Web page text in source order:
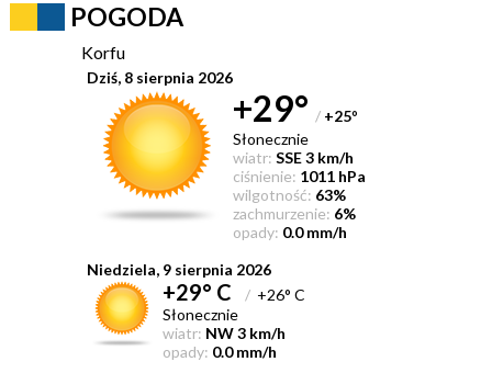
POGODA
Korfu
Dziś, 8 sierpnia 2026
+29° / +25°
Słonecznie
wiatr: SSE 3 km/h
ciśnienie: 1011 hPa
wilgotność: 63%
zachmurzenie: 6%
opady: 0.0 mm/h
Niedziela, 9 sierpnia 2026
+29° C /+26° C
Słonecznie
wiatr: NW 3 km/h
opady: 0.0 mm/h